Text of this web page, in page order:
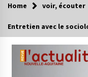
Home voir, écouter
Entretien avec le